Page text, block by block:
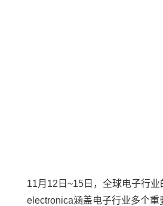
11月12日~15日，全球电子行
electronica涵盖电子行业多个